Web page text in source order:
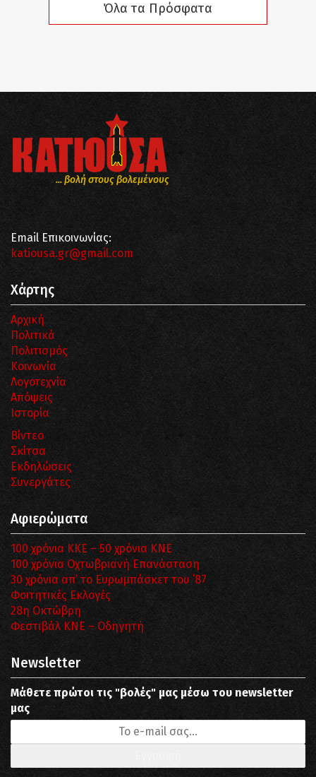
Όλα τα Πρόσφατα
... βολή στους βολεμένους
Email Επικοινωνίας:
katiousa.gr@gmail.com
Χάρτης
Αρχική
Πολιτικά
Πολιτισμός
Κοινωνία
Λογοτεχνία
Απόψεις
Ιστορία
Βίντεο
Σκίτσα
Εκδηλώσεις
Συνεργάτες
Αφιερώματα
100 χρόνια ΚΚΕ – 50 χρόνια ΚΝΕ
100 χρόνια Οχτωβριανή Επανάσταση
30 χρόνια απ’ το Ευρωμπάσκετ του ΄87
Φοιτητικές Εκλογές
28η Οκτώβρη
Φεστιβάλ ΚΝΕ – Οδηγητή
Newsletter
Μάθετε πρώτοι τις "βολές" μας μέσω του newsletter
μας